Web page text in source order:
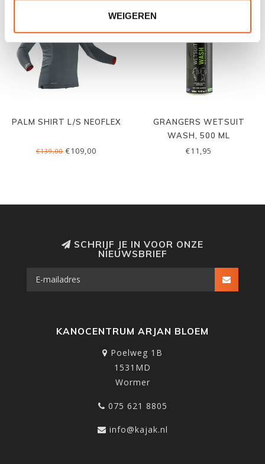
WEIGEREN
PALM SHIRT L/S NEOFLEX
€139,00 €109,00
GRANGERS WETSUIT
WASH, 500 ML
€11,95
SCHRIJF JE IN VOOR ONZE
NIEUWSBRIEF
KANOCENTRUM ARJAN BLOEM
Poelweg 1B
1531MD
Wormer
075 621 8805
info@kajak.nl